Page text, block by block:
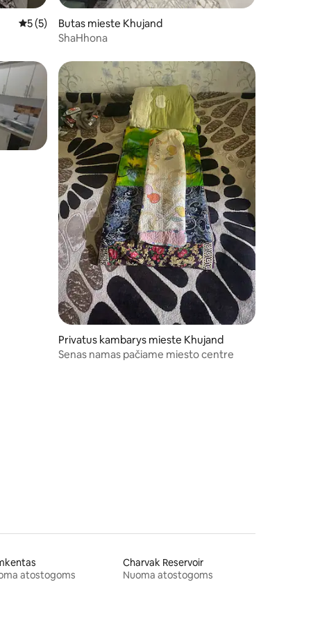
Vidutinis įvertinimas: 5 iš 5, atsiliepimų: 5
5 (5)
Butas mieste Khujand
ShaHhona
Privatus kambarys mieste Khujand
Senas namas pačiame miesto centre
atostogoms
Charvak Reservoir
Nuoma atostogoms